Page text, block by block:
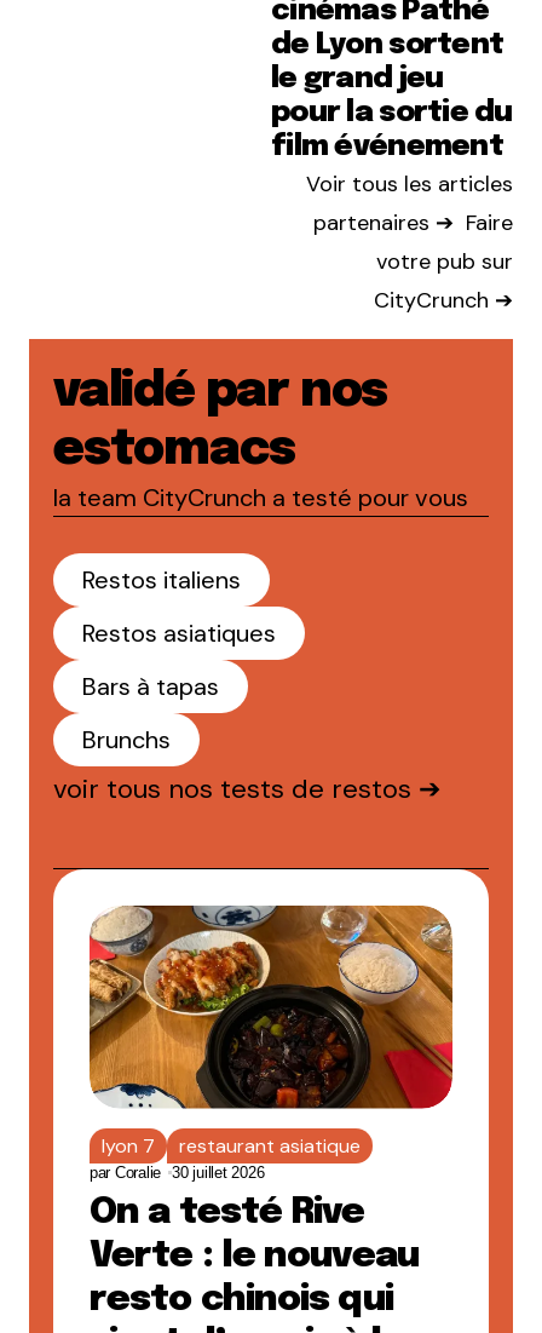
cinémas Pathé
de Lyon sortent
le grand jeu
pour la sortie du
film événement
Voir tous les articles
partenaires ➔ Faire
votre pub sur
CityCrunch ➔
validé par nos
estomacs
la team CityCrunch a testé pour vous
Restos italiens
Restos asiatiques
Bars à tapas
Brunchs
voir tous nos tests de restos ➔
lyon 7 restaurant asiatique
par Coralie 30 juillet 2026
On a testé Rive
Verte : le nouveau
resto chinois qui